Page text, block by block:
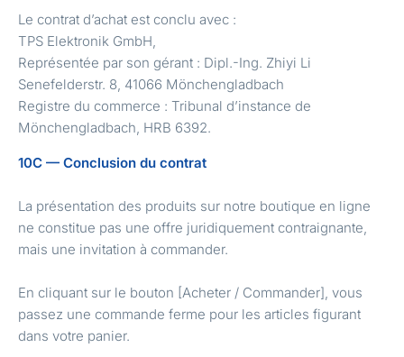
Le contrat d’achat est conclu avec :
TPS Elektronik GmbH,
Représentée par son gérant : Dipl.-Ing. Zhiyi Li
Senefelderstr. 8, 41066 Mönchengladbach
Registre du commerce : Tribunal d’instance de
Mönchengladbach, HRB 6392.
10C — Conclusion du contrat
La présentation des produits sur notre boutique en ligne
ne constitue pas une offre juridiquement contraignante,
mais une invitation à commander.
En cliquant sur le bouton [Acheter / Commander], vous
passez une commande ferme pour les articles figurant
dans votre panier.